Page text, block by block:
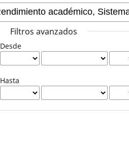
Filtros avanzados
Desde
Hasta